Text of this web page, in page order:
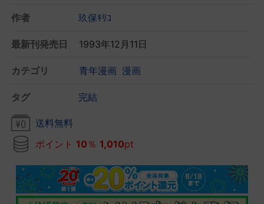
作者 玖保ｷﾘｺ
最新刊発売日 1993年12月11日
カテゴリ 青年漫画 漫画
タグ 完結
送料無料
ポイント 10 ％ 1,010pt